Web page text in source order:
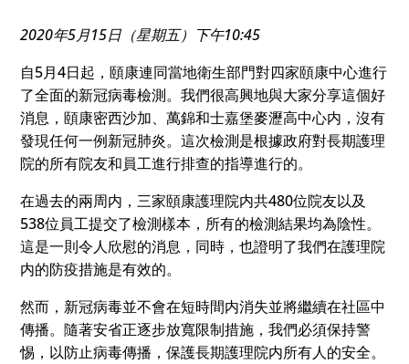
2020年5月15日（星期五）下午10:45
自5月4日起，頤康連同當地衛生部門對四家頤康中心進行
了全面的新冠病毒檢測。我們很高興地與大家分享這個好
消息，頤康密西沙加、萬錦和士嘉堡麥瀝高中心内，沒有
發現任何一例新冠肺炎。這次檢測是根據政府對長期護理
院的所有院友和員工進行排查的指導進行的。
在過去的兩周内，三家頤康護理院内共480位院友以及
538位員工提交了檢測樣本，所有的檢測結果均為陰性。
這是一則令人欣慰的消息，同時，也證明了我們在護理院
内的防疫措施是有效的。
然而，新冠病毒並不會在短時間内消失並將繼續在社區中
傳播。隨著安省正逐步放寬限制措施，我們必須保持警
惕，以防止病毒傳播，保護長期護理院内所有人的安全。